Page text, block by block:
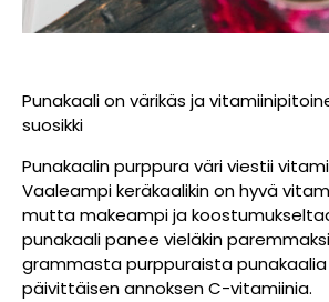
Punakaali on värikäs ja
suosikki
Punakaalin purppura väri viestii
Vaaleampi keräkaalikin on hyvä
mutta makeampi ja
punakaali panee vieläkin
grammasta purppuraista
päivittäisen annoksen C-vitamiinia.